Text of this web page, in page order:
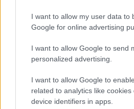
I want to allow my user data to
Google for online advertising
I want to allow Google to send
personalized advertising.
I want to allow Google to
related to analytics like cookies
device identifiers in apps.
προς τις Διευθύνσεις Δ.Ε.
γνωστοποιούμε τα
1. ΤΕΛΙΚΗ ΚΑΤΑΧΩΡΙΣΗ
Η τελική ολοκλήρωση-
γίνει το αργότερο μέχρι
2022 για όλα τα μαθήματα.